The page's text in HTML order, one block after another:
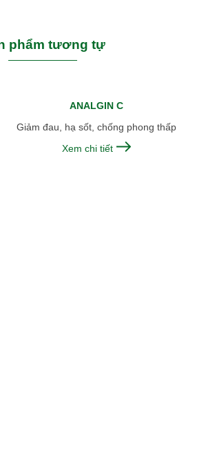
phẩm tương tự
ANALGIN C
Giảm đau, hạ sốt, chống phong thấp
Xem chi tiết